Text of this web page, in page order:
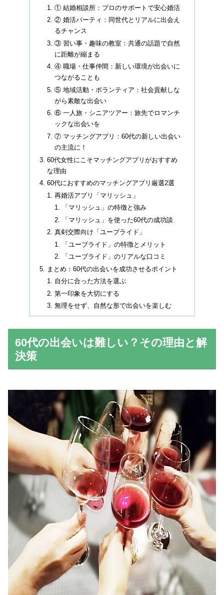
① 結婚相談所：プロのサポートで安心婚活
② 婚活パーティ：同世代とリアルに出会え
るチャンス
③ 習い事・趣味の教室：共通の話題で自然
に距離が縮まる
④ 職場・仕事仲間：新しい環境が出会いに
つながることも
⑤ 地域活動・ボランティア：社会貢献しな
がら素敵な出会い
⑥ 一人旅・シニアツアー：旅先でロマンチ
ックな出会いを
⑦ マッチングアプリ：60代の新しい出会い
の主流に！
60代女性にこそマッチングアプリがおすすめ
な理由
60代におすすめのマッチングアプリ厳選2選
再婚活アプリ「マリッシュ」
「マリッシュ」の特徴と強み
「マリッシュ」を使った60代の成功談
真剣交際向け「ユーブライド」
「ユーブライド」の特徴とメリット
「ユーブライド」のリアルな口コミ
まとめ：60代の出会いを成功させるポイント
自分に合った方法を選ぶ
第一印象を大切にする
無理をせず、自然な形で出会いを楽しむ
60代の出会いは難しい？その理由と解
決策